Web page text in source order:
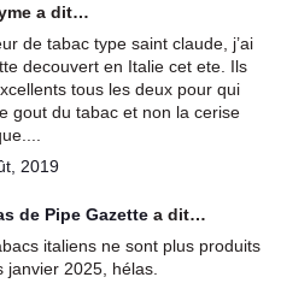
a dit…
de tabac type saint claude, j’ai
decouvert en Italie cet ete. Ils
tous les deux pour qui
gout du tabac et non la cerise
2019
de Pipe Gazette a dit…
italiens ne sont plus produits
janvier 2025, hélas.